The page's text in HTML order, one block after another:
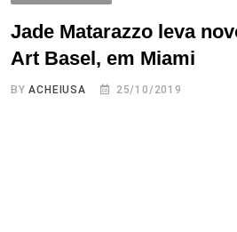
Jade Matarazzo leva
Art Basel, em Miami
BYACHEIUSA 25/10/2019